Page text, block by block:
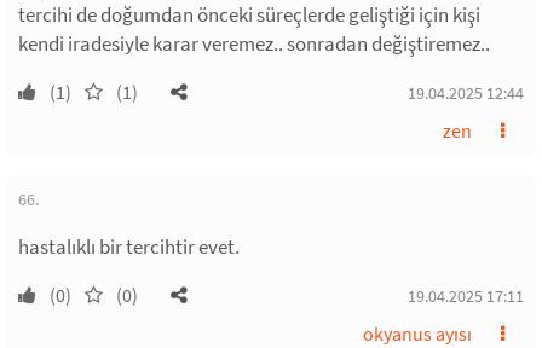
tercihi de doğumdan önceki süreçlerde geliştiği için kişi
kendi iradesiyle karar veremez.. sonradan değiştiremez..
(1) (1) 19.04.2025 12:44
zen
66.
hastalıklı bir tercihtir evet.
(0) (0) 19.04.2025 17:11
okyanus ayısı